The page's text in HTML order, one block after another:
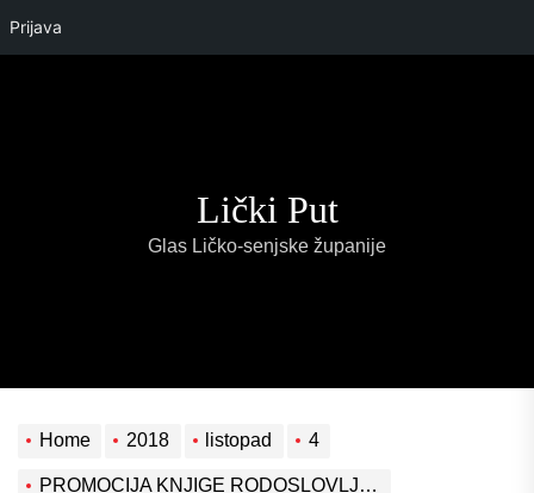
Prijava
Lički Put
Glas Ličko-senjske županije
Home 2018 listopad 4
PROMOCIJA KNJIGE RODOSLOVLJA OBITELJI PODLAPCA/PODLAPAČE